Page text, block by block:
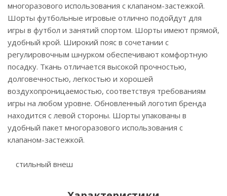
многоразового использования с клапаном-застежкой.
Шорты футбольные игровые отлично подойдут для
игры в футбол и занятий спортом. Шорты имеют прямой,
удобный крой. Широкий пояс в сочетании с
регулировочным шнурком обеспечивают комфортную
посадку. Ткань отличается высокой прочностью,
долговечностью, легкостью и хорошей
воздухопроницаемостью, соответствуя требованиям
игры на любом уровне. Обновленный логотип бренда
находится с левой стороны. Шорты упакованы в
удобный пакет многоразового использования с
клапаном-застежкой.
стильный внеш